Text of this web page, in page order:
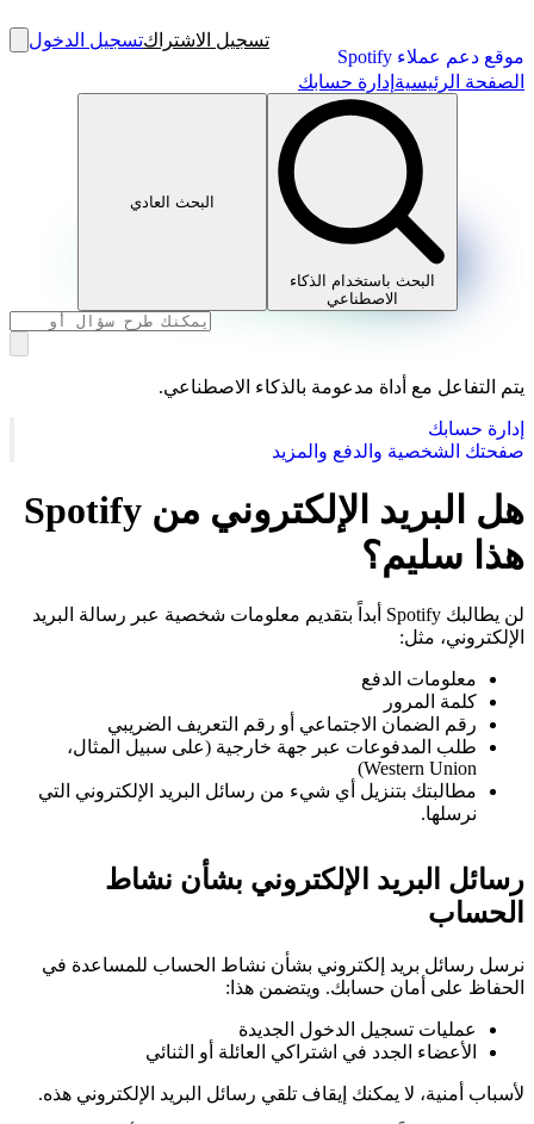
موقع دعم عملاء Spotify
تسجيل الاشتراكتسجيل الدخول
الصفحة الرئيسية إدارة حسابك
البحث باستخدام الذكاء
الاصطناعي
البحث العادي
يتم التفاعل مع أداة مدعومة بالذكاء الاصطناعي.
إدارة حسابك
صفحتك الشخصية والدفع والمزيد
هل البريد الإلكتروني من Spotify
هذا سليم؟
لن يطالبك Spotify أبداً بتقديم معلومات شخصية عبر رسالة البريد
الإلكتروني، مثل:
معلومات الدفع
كلمة المرور
رقم الضمان الاجتماعي أو رقم التعريف الضريبي
طلب المدفوعات عبر جهة خارجية (على سبيل المثال،
Western Union)
مطالبتك بتنزيل أي شيء من رسائل البريد الإلكتروني التي
نرسلها.
رسائل البريد الإلكتروني بشأن نشاط
الحساب
نرسل رسائل بريد إلكتروني بشأن نشاط الحساب للمساعدة في
الحفاظ على أمان حسابك. ويتضمن هذا:
عمليات تسجيل الدخول الجديدة
الأعضاء الجدد في اشتراكي العائلة أو الثنائي
لأسباب أمنية، لا يمكنك إيقاف تلقي رسائل البريد الإلكتروني هذه.